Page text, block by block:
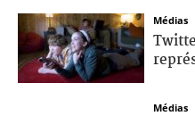
Médias
Médias